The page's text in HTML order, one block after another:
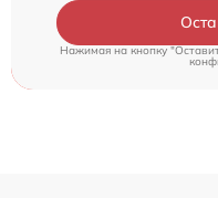
Нажимая на кнопку